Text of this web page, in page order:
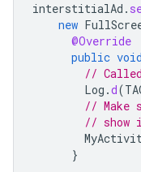
interstitialAd .
new
@Override
public void
//
Log .d(
// Make
// show
}